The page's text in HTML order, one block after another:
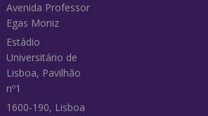
Avenida Professor
Egas Moniz
Estádio
Universitário de
Lisboa, Pavilhão
nº1
1600-190, Lisboa